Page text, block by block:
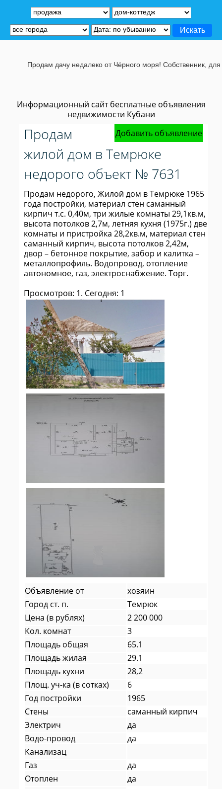
Информационный сайт бесплатные объявления
недвижимости Кубани
Добавить объявление
Продам
жилой дом в Темрюке
недорого объект № 7631
Продам недорого, Жилой дом в Темрюке 1965
года постройки, материал стен саманный
кирпич т.с. 0,40м, три жилые комнаты 29,1кв.м,
высота потолков 2,7м, летняя кухня (1975г.) две
комнаты и пристройка 28,2кв.м, материал стен
саманный кирпич, высота потолков 2,42м,
двор – бетонное покрытие, забор и калитка –
металлопрофиль. Водопровод, отопление
автономное, газ, электроснабжение. Торг.
Просмотров: 1. Сегодня: 1
Объявление от
хозяин
Город ст. п.
Темрюк
Цена (в рублях)
2 200 000
Кол. комнат
3
Площадь общая
65.1
Площадь жилая
29.1
Площадь кухни
28,2
Площ. уч-ка (в сотках)
6
Год постройки
1965
Стены
саманный кирпич
Электрич
да
Водо-провод
да
Канализац
Газ
да
Отоплен
да
Продам дачу недалеко от Чёрного моря! Собственник, для